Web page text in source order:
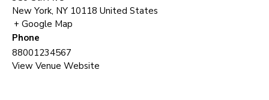
New York, NY 10118 United States
+ Google Map
Phone
88001234567
View Venue Website